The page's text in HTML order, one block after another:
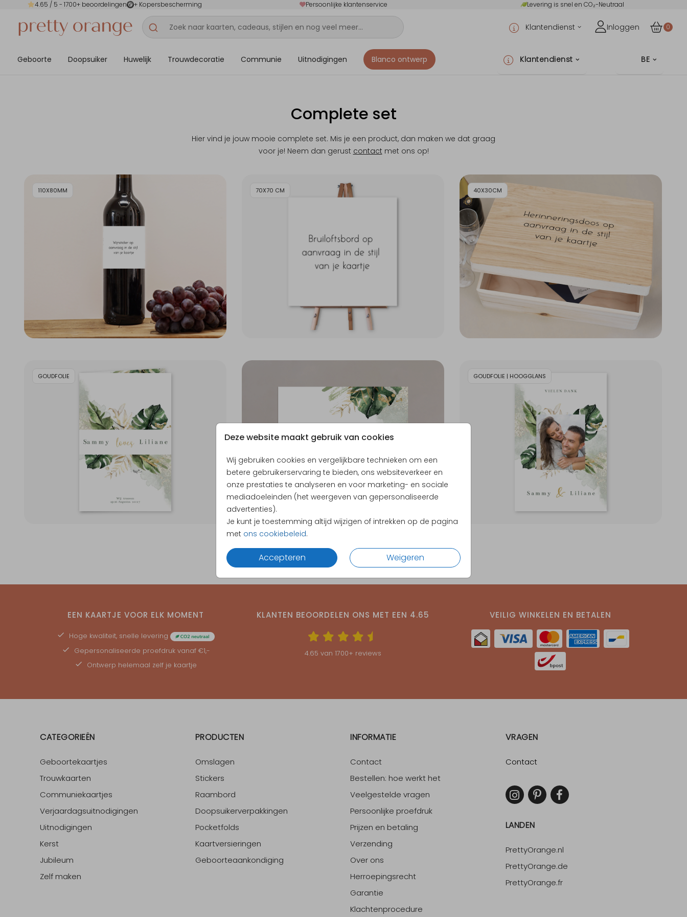
4.65 / 5 - 1700+ beoordelingen + Kopersbescherming Persoonlijke klantenservice Levering is snel en CO₂-Neutraal
Klantendienst Inloggen 0
Geboorte Doopsuiker Huwelijk Trouwdecoratie Communie Uitnodigingen Blanco ontwerp Klantendienst BE
Deze website maakt gebruik van cookies
Wij gebruiken cookies en vergelijkbare technieken om een
betere gebruikerservaring te bieden, ons websiteverkeer en
onze prestaties te analyseren en voor marketing- en sociale
mediadoeleinden (het weergeven van gepersonaliseerde
advertenties).
Je kunt je toestemming altijd wijzigen of intrekken op de pagina
met ons cookiebeleid.
Accepteren Weigeren
Complete set
Hier vind je jouw mooie complete set. Mis je een product, dan maken we dat graag
voor je! Neem dan gerust contact met ons op!
110X80MM 70X70 CM 40X30CM
GOUDFOLIE GOUDFOLIE | HOOGGLANS
EEN KAARTJE VOOR ELK MOMENT
Hoge kwaliteit, snelle levering
Gepersonaliseerde proefdrukvanaf €1,-
Ontwerp helemaal zelf je kaartje
KLANTEN BEOORDELEN ONS MET EEN 4.65
4.65 van 1700+ reviews
VEILIG WINKELEN EN BETALEN
CATEGORIEËN
Geboortekaartjes
Trouwkaarten
Communiekaartjes
Verjaardagsuitnodigingen
Uitnodigingen
Kerst
Jubileum
Zelf maken
PRODUCTEN
Omslagen
Stickers
Raambord
Doopsuikerverpakkingen
Pocketfolds
Kaartversieringen
Geboorteaankondiging
INFORMATIE
Contact
Bestellen: hoe werkt het
Veelgestelde vragen
Persoonlijke proefdruk
Prijzen en betaling
Verzending
Over ons
Herroepingsrecht
Garantie
Klachtenprocedure
VRAGEN
Contact
LANDEN
PrettyOrange.nl
PrettyOrange.de
PrettyOrange.fr